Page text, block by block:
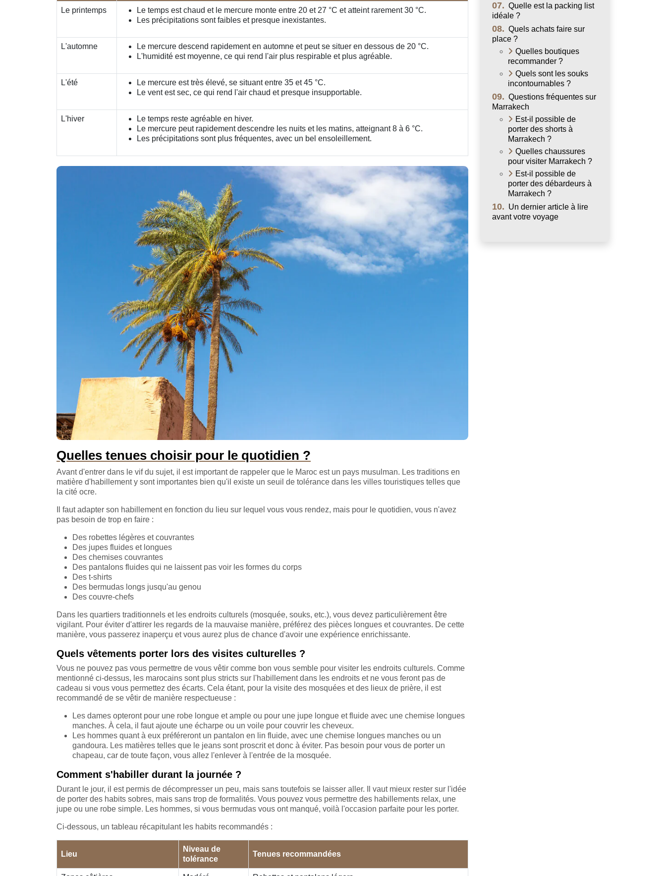
Le printemps
Le temps est chaud et le mercure monte entre 20 et 27 °C et atteint rarement 30 °C.
Les précipitations sont faibles et presque inexistantes.
L'automne
Le mercure descend rapidement en automne et peut se situer en dessous de 20 °C.
L'humidité est moyenne, ce qui rend l'air plus respirable et plus agréable.
L'été
Le mercure est très élevé, se situant entre 35 et 45 °C.
Le vent est sec, ce qui rend l'air chaud et presque insupportable.
L'hiver
Le temps reste agréable en hiver.
Le mercure peut rapidement descendre les nuits et les matins, atteignant 8 à 6 °C.
Les précipitations sont plus fréquentes, avec un bel ensoleillement.
Quelles tenues choisir pour le quotidien ?
Avant d'entrer dans le vif du sujet, il est important de rappeler que le Maroc est un pays musulman. Les traditions en
matière d'habillement y sont importantes bien qu'il existe un seuil de tolérance dans les villes touristiques telles que
la cité ocre.
Il faut adapter son habillement en fonction du lieu sur lequel vous vous rendez, mais pour le quotidien, vous n'avez
pas besoin de trop en faire :
Des robettes légères et couvrantes
Des jupes fluides et longues
Des chemises couvrantes
Des pantalons fluides qui ne laissent pas voir les formes du corps
Des t-shirts
Des bermudas longs jusqu'au genou
Des couvre-chefs
Dans les quartiers traditionnels et les endroits culturels (mosquée, souks, etc.), vous devez particulièrement être
vigilant. Pour éviter d'attirer les regards de la mauvaise manière, préférez des pièces longues et couvrantes. De cette
manière, vous passerez inaperçu et vous aurez plus de chance d'avoir une expérience enrichissante.
Quels vêtements porter lors des visites culturelles ?
Vous ne pouvez pas vous permettre de vous vêtir comme bon vous semble pour visiter les endroits culturels. Comme
mentionné ci-dessus, les marocains sont plus stricts sur l'habillement dans les endroits et ne vous feront pas de
cadeau si vous vous permettez des écarts. Cela étant, pour la visite des mosquées et des lieux de prière, il est
recommandé de se vêtir de manière respectueuse :
Les dames opteront pour une robe longue et ample ou pour une jupe longue et fluide avec une chemise longues
manches. À cela, il faut ajoute une écharpe ou un voile pour couvrir les cheveux.
Les hommes quant à eux préféreront un pantalon en lin fluide, avec une chemise longues manches ou un
gandoura. Les matières telles que le jeans sont proscrit et donc à éviter. Pas besoin pour vous de porter un
chapeau, car de toute façon, vous allez l'enlever à l'entrée de la mosquée.
Comment s'habiller durant la journée ?
Durant le jour, il est permis de décompresser un peu, mais sans toutefois se laisser aller. Il vaut mieux rester sur l'idée
de porter des habits sobres, mais sans trop de formalités. Vous pouvez vous permettre des habillements relax, une
jupe ou une robe simple. Les hommes, si vous bermudas vous ont manqué, voilà l'occasion parfaite pour les porter.
Ci-dessous, un tableau récapitulant les habits recommandés :
Lieu
Niveau de
tolérance
Tenues recommandées
07. Quelle est la packing list
idéale ?
08. Quels achats faire sur
place ?
Quelles boutiques
recommander ?
Quels sont les souks
incontournables ?
09. Questions fréquentes sur
Marrakech
Est-il possible de
porter des shorts à
Marrakech ?
Quelles chaussures
pour visiter Marrakech ?
Est-il possible de
porter des débardeurs à
Marrakech ?
10. Un dernier article à lire
avant votre voyage